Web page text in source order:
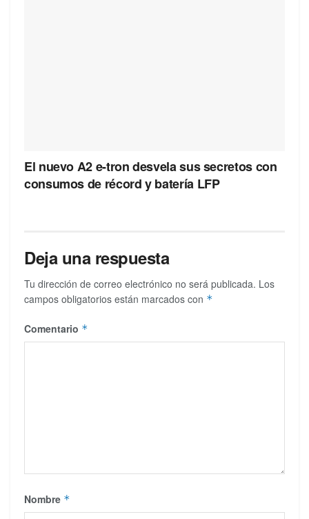
El nuevo A2 e-tron desvela sus secretos con
consumos de récord y batería LFP
Deja una respuesta
Tu dirección de correo electrónico no será publicada. Los
campos obligatorios están marcados con *
Comentario *
Nombre *